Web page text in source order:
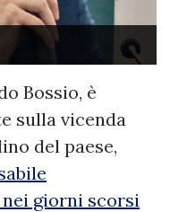
Bossio, è
sulla vicenda
del paese,
giorni scorsi